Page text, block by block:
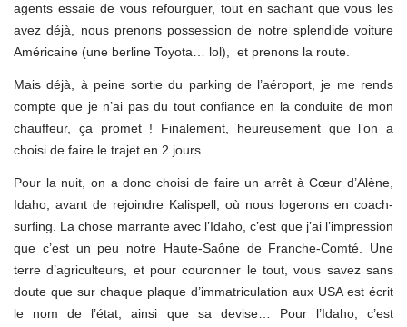
agents essaie de vous refourguer, tout en sachant que vous les
avez déjà, nous prenons possession de notre splendide voiture
Américaine (une berline Toyota… lol), et prenons la route.
Mais déjà, à peine sortie du parking de l’aéroport, je me rends
compte que je n’ai pas du tout confiance en la conduite de mon
chauffeur, ça promet ! Finalement, heureusement que l’on a
choisi de faire le trajet en 2 jours…
Pour la nuit, on a donc choisi de faire un arrêt à Cœur d’Alène,
Idaho, avant de rejoindre Kalispell, où nous logerons en coach-
surfing. La chose marrante avec l’Idaho, c’est que j’ai l’impression
que c’est un peu notre Haute-Saône de Franche-Comté. Une
terre d’agriculteurs, et pour couronner le tout, vous savez sans
doute que sur chaque plaque d’immatriculation aux USA est écrit
le nom de l’état, ainsi que sa devise… Pour l’Idaho, c’est